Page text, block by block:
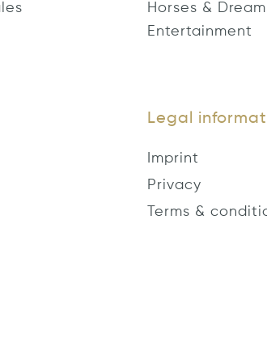
Horses &
Entertainment
Legal
Imprint
Privacy
Terms &